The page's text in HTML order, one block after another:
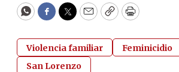
WhatsApp
Facebook
Twitter
EmailCopyPrint
Violencia familiar
Feminicidio
San Lorenzo